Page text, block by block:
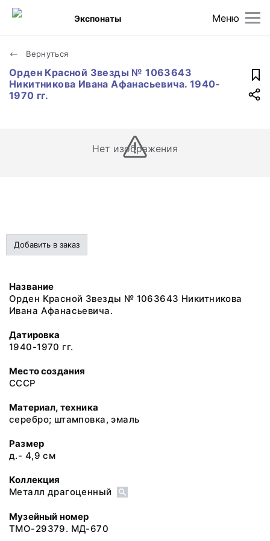
Меню
Экспонаты
Вернуться
Орден Красной Звезды № 1063643
Никитникова Ивана Афанасьевича. 1940-
1970 гг.
Нет изображения
Добавить в заказ
Название
Орден Красной Звезды № 1063643 Никитникова
Ивана Афанасьевича.
Датировка
1940-1970 гг.
Место создания
СССР
Материал, техника
серебро; штамповка, эмаль
Размер
д.- 4,9 см
Коллекция
Металл драгоценный
Музейный номер
ТМО-29379. МД-670